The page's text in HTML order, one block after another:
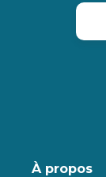
À propos